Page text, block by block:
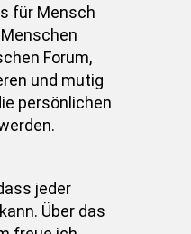
für Mensch
Forum,
und mutig
persönlichen
jeder
Über das